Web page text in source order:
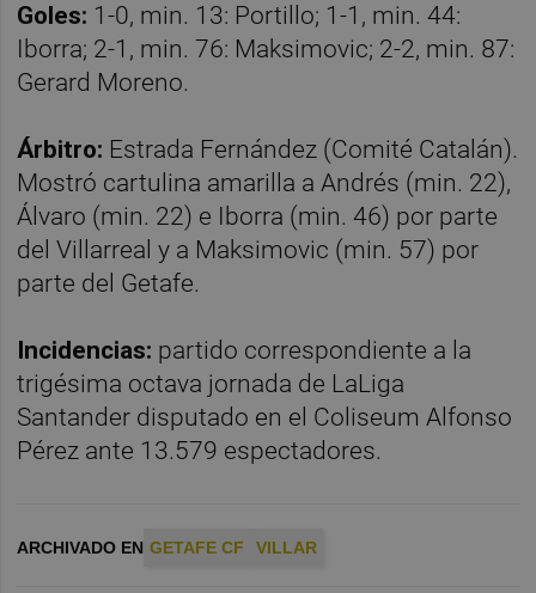
Goles: 1-0, min. 13: Portillo; 1-1, min. 44:
Iborra; 2-1, min. 76: Maksimovic; 2-2, min. 87:
Gerard Moreno.
Árbitro: Estrada Fernández (Comité Catalán).
Mostró cartulina amarilla a Andrés (min. 22),
Álvaro (min. 22) e Iborra (min. 46) por parte
del Villarreal y a Maksimovic (min. 57) por
parte del Getafe.
Incidencias: partido correspondiente a la
trigésima octava jornada de LaLiga
Santander disputado en el Coliseum Alfonso
Pérez ante 13.579 espectadores.
ARCHIVADO EN GETAFE CF VILLAR